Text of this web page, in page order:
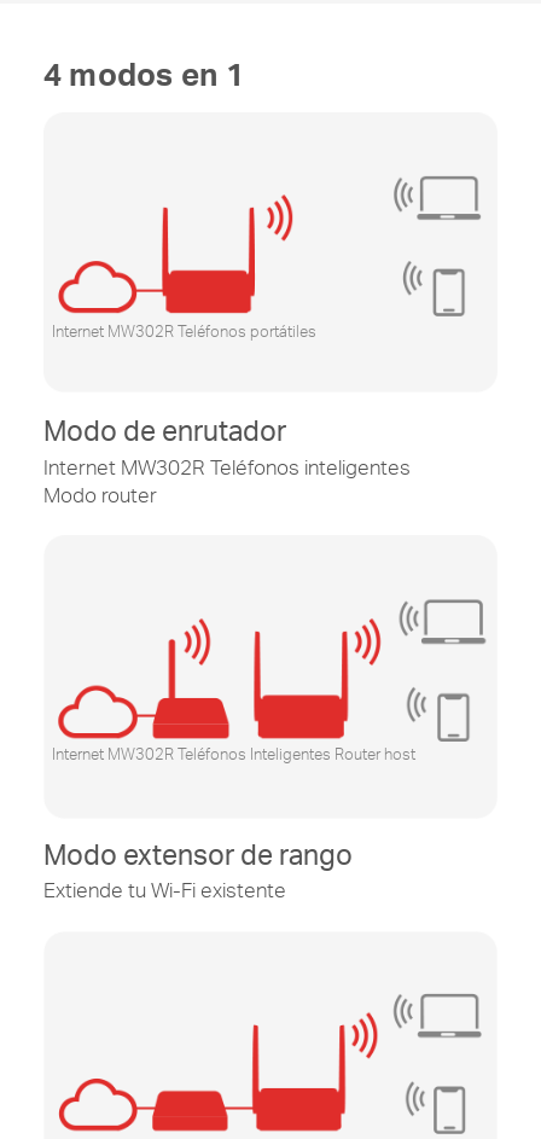
4 modos en 1
Internet MW302R Teléfonos portátiles
Modo de enrutador
Internet MW302R Teléfonos inteligentes
Modo router
Internet MW302R Teléfonos Inteligentes Router host
Modo extensor de rango
Extiende tu Wi-Fi existente